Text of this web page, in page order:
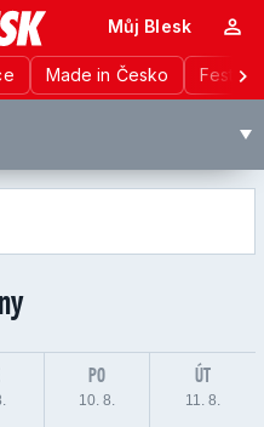
Made in Česko
Můj Blesk
PO
10. 8.
ÚT
11. 8.